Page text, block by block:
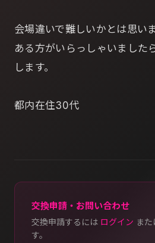
会場違いで難しいかとは思い
ある方がいらっしゃいました
します。
都内在住30代
交換申請・お問い合わせ
交換申請するには ログイン また
す。